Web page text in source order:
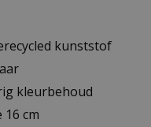
kunststof
kleurbehoud
cm